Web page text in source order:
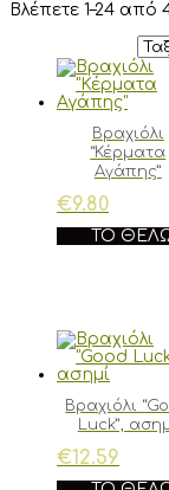
Βλέπετε 1–24
Βραχιόλι
“Κέρματα
Αγάπης”
€9.80
ΤΟ
Βραχιόλι
Luck”,
€12.59